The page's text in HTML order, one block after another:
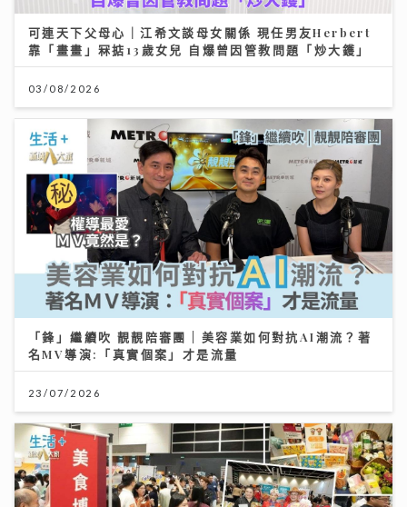
可連天下父母心｜江希文談母女關係 現任男友Herbert
靠「畫畫」冧掂13歲女兒 自爆曾因管教問題「炒大鑊」
03/08/2026
「鋒」繼續吹 靚靚陪審團 | 美容業如何對抗AI潮流？著
名MV導演:「真實個案」才是流量
23/07/2026